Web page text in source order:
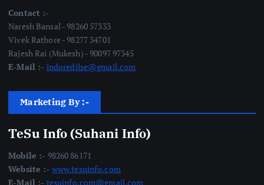
Contact :-
Naresh Bansal - 98260 57333
Vivek Rathore - 98277 34701
Rajesh Rai (Mukesh) - 90097 97345
E-Mail :- indoredilse@gmail.com
Marketing By :-
TeSu Info (Suhani Info)
Mobile :- 98260 86171
Website :- www.tesuinfo.com
E-Mail :- tesuinfo.com@gmail.com